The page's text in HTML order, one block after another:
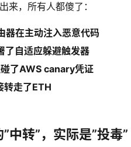
来，所有人都傻了：
器在主动注入恶意代码
了自适应躲避触发器
了AWS canary凭证
转走了ETH
中转”，实际是”投毒”